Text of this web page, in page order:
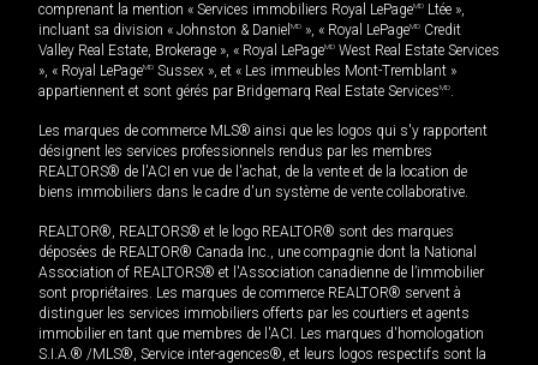
comprenant la mention « Services immobiliers Royal LePageMD Ltée »,
incluant sa division « Johnston & Daniel MD », « Royal LePageMD Credit
Valley Real Estate, Brokerage », « Royal LePageMD West Real Estate Services
», « Royal LePageMD Sussex », et « Les immeubles Mont-Tremblant »
appartiennent et sont gérés par Bridgemarq Real Estate ServicesMD.
Les marques de commerce MLS® ainsi que les logos qui s'y rapportent
désignent les services professionnels rendus par les membres
REALTORS® de l'ACI en vue de l'achat, de la vente et de la location de
biens immobiliers dans le cadre d'un système de vente collaborative.
REALTOR®, REALTORS® et le logo REALTOR® sont des marques
déposées de REALTOR® Canada Inc., une compagnie dont la National
Association of REALTORS® et l'Association canadienne de l’immobilier
sont propriétaires. Les marques de commerce REALTOR® servent à
distinguer les services immobiliers offerts par les courtiers et agents
immobilier en tant que membres de l'ACI. Les marques d'homologation
S.I.A.® /MLS®, Service inter-agences®, et leurs logos respectifs sont la